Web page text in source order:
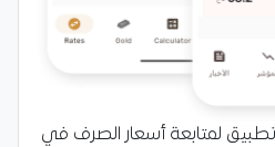
لمتابعة أسعار الصرف في